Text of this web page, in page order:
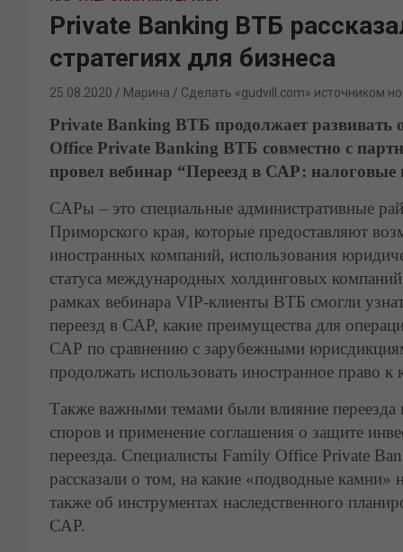
Private Banking ВТБ
стратегиях для бизнеса
25.08.2020 Марина Сделать «gudvill.com» источником
Private Banking ВТБ продолжает развивать
Office Private Banking ВТБ совместно с
провел вебинар “Переезд в САР:
САРы – это специальные административные
Приморского края, которые предоставляют
иностранных компаний, использования
статуса международных холдинговых
рамках вебинара VIP-клиенты ВТБ смогли
переезд в САР, какие преимущества для
САР по сравнению с зарубежными
продолжать использовать иностранное право
Также важными темами были влияние
споров и применение соглашения о защите
переезда. Специалисты Family Office Private
рассказали о том, на какие «подводные
также об инструментах наследственного
САР.